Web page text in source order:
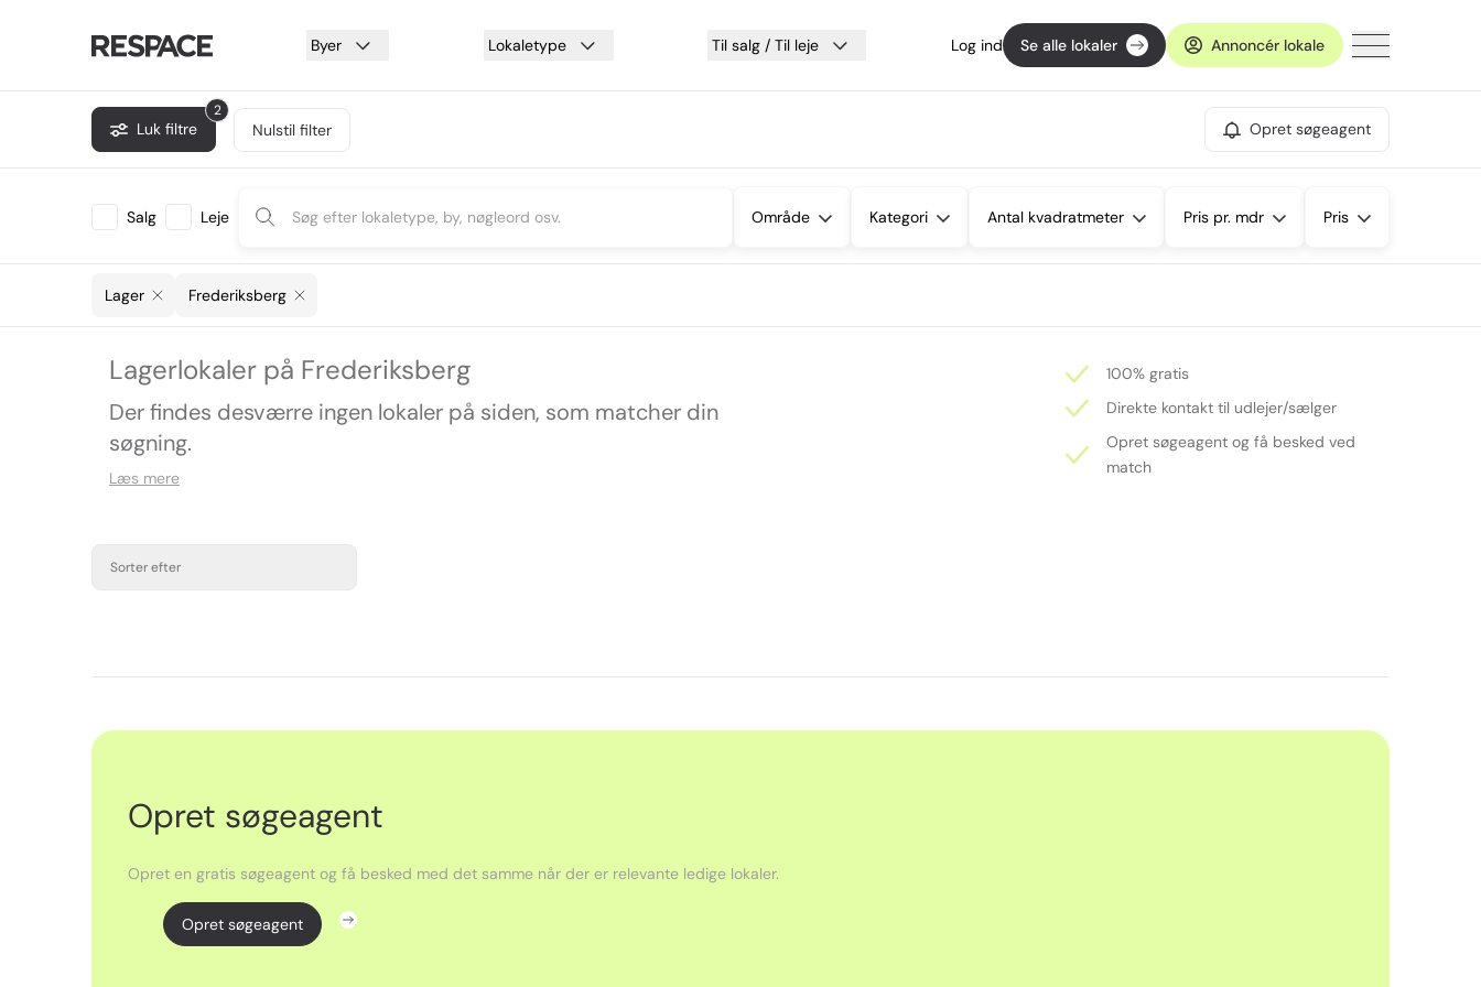
Byer Lokaletype Til salg / Til leje Log ind Se alle lokaler Annoncér lokale
2
Luk filtre Nulstil filter Opret søgeagent
Salg Leje Område Kategori Antal kvadratmeter Pris pr. mdr Pris
Lager Frederiksberg
Lagerlokaler på Frederiksberg
Der findes desværre ingen lokaler på siden, som matcher din
søgning.
Læs mere
100% gratis
Direkte kontakt til udlejer/sælger
Opret søgeagent og få besked ved
match
Sorter efter
Opret søgeagent
Opret en gratis søgeagent og få besked med det samme når der er relevante ledige lokaler.
Opret søgeagent